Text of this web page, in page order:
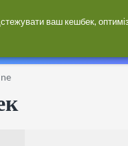
ваш кешбек,